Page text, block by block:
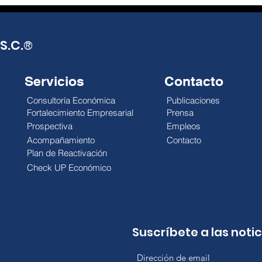
negociada, no de certeza
®
Servicios
Consultoría Económica
Fortalecimiento Empresarial
Prospectiva
Acompañamiento
Plan de Reactivación
Contacto
Publicaciones
Prensa
Empleos
Contacto
Check UP Económico
Suscríbete a las